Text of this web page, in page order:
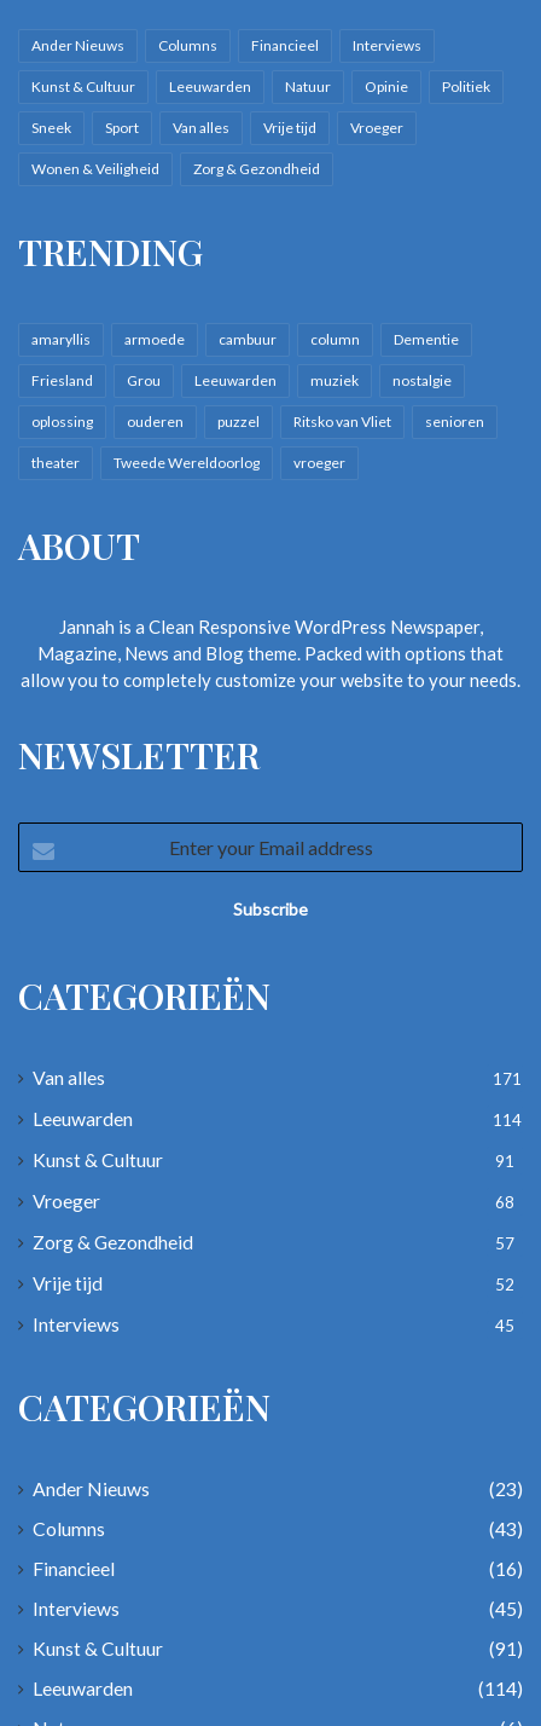
Ander Nieuws Columns Financieel Interviews
Kunst & Cultuur Leeuwarden Natuur Opinie Politiek
Sneek Sport Van alles Vrije tijd Vroeger
Wonen & Veiligheid Zorg & Gezondheid
TRENDING
amaryllis armoede cambuur column Dementie
Friesland Grou Leeuwarden muziek nostalgie
oplossing ouderen puzzel Ritsko van Vliet senioren
theater Tweede Wereldoorlog vroeger
ABOUT
Jannah is a Clean Responsive WordPress Newspaper,
Magazine, News and Blog theme. Packed with options that
allow you to completely customize your website to your needs.
NEWSLETTER
your
CATEGORIEËN
Van alles 171
Leeuwarden 114
Kunst & Cultuur 91
Vroeger 68
Zorg & Gezondheid 57
Vrije tijd 52
Interviews 45
CATEGORIEËN
Ander Nieuws
(23)
Columns
(43)
Financieel
(16)
Interviews
(45)
Kunst & Cultuur
(91)
Leeuwarden
(114)